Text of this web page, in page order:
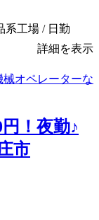
系工場 / 日勤
詳細を表示
！夜勤♪
市